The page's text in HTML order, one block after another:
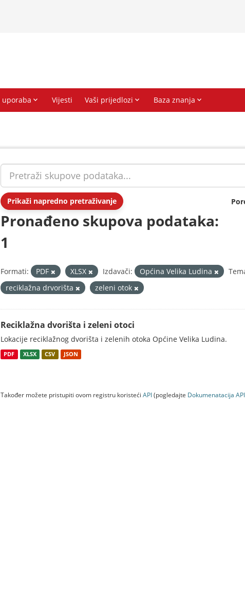
Prikaži napredno pretraživanje
Pronađeno skupova podataka:
1
Formati: PDF XLSX Izdavači: Općina Velika Ludina
reciklažna drvorišta
zeleni otok
Reciklažna dvorišta i zeleni otoci
Lokacije reciklažnog dvorišta i zelenih otoka Općine Velika Ludina.
PDF XLSX CSV JSON
Također možete pristupiti ovom registru koristeći API(pogledajte Dokumenаtаcijа